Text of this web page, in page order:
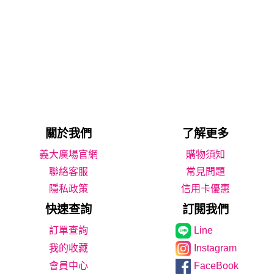
關於我們 了解更多
義大廣場官網
購物須知
聯絡客服
常見問題
隱私政策
信用卡優惠
快速查詢 訂閱我們
Line
我的收藏
Instagram
會員中心
FaceBook